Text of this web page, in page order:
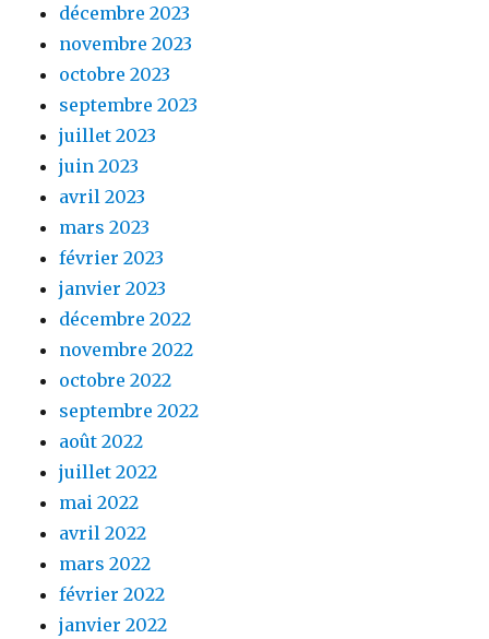
décembre 2023
novembre 2023
octobre 2023
septembre 2023
juillet 2023
juin 2023
avril 2023
mars 2023
février 2023
janvier 2023
décembre 2022
novembre 2022
octobre 2022
septembre 2022
août 2022
juillet 2022
mai 2022
avril 2022
mars 2022
février 2022
janvier 2022